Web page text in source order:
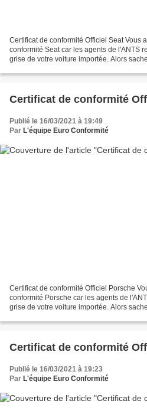
Certificat de conformité Officiel Seat Vous
conformité Seat car les agents de l'ANTS
grise de votre voiture importée. Alors
Certificat de conformité
Publié le 16/03/2021 à 19:49
Par L'équipe Euro Conformité
Certificat de conformité Officiel Porsche
conformité Porsche car les agents de
grise de votre voiture importée. Alors
Certificat de conformité
Publié le 16/03/2021 à 19:23
Par L'équipe Euro Conformité